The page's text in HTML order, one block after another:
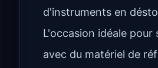
d'instruments en
L'occasion idéale pour
avec du matériel de